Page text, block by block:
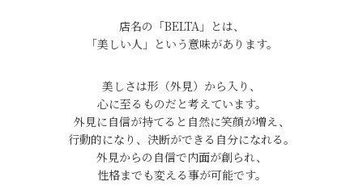
店名の「BELTA」とは、
「美しい人」という意味があります。
美しさは形（外見）から入り、
心に至るものだと考えています。
外見に自信が持てると自然に笑顔が増え、
行動的になり、決断ができる自分になれる。
外見からの自信で内面が創られ、
性格までも変える事が可能です。